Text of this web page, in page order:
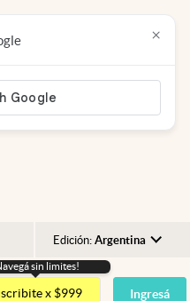
Edición: Argentina
Argentina
sin limites!
x $999 Ingresá
×